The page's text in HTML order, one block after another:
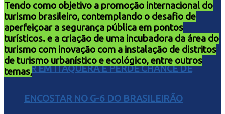
CORINTHIANS EMPATA COM O ATHLETICO-
PR EM ITAQUERA E PERDE CHANCE DE
ENCOSTAR NO G-6 DO BRASILEIRÃO
Tendo como objetivo a promoção internacional do
turismo brasileiro, contemplando o desafio de
aperfeiçoar a segurança pública em pontos
turísticos. e a criação de uma incubadora da área do
turismo com inovação com a instalação de distritos
de turismo urbanístico e ecológico, entre outros
temas,